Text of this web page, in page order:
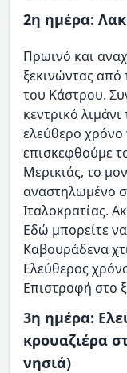
2η ημέρα:
Πρωινό και
ξεκινώντας από
του Κάστρου.
κεντρικό
ελεύθερο χρόνο
επισκεφθούμε
Μερικιάς, το
αναστηλωμένο
Ιταλοκρατίας.
Εδώ μπορείτε
Καβουράδενα
Ελεύθερος
Επιστροφή στο
3η ημέρα:
κρουαζιέρα
νησιά)